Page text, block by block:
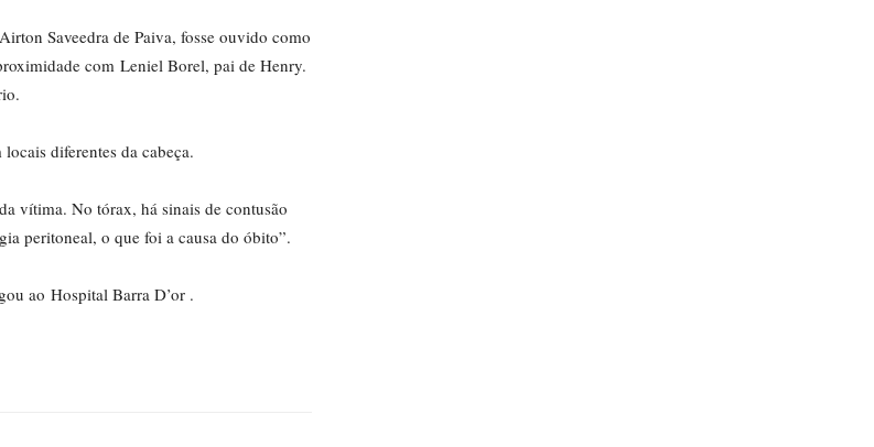
Saveedra de Paiva, fosse ouvido como
com Leniel Borel, pai de Henry.
diferentes da cabeça.
vítima. No tórax, há sinais de contusão
peritoneal, o que foi a causa do óbito”.
ao Hospital Barra D’or .